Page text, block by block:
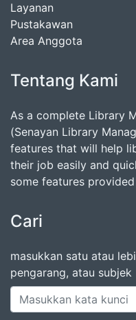
Layanan
Pustakawan
Area Anggota
Tentang Kami
As a complete Library
(Senayan Library
features that will help
their job easily and
some features
Cari
masukkan satu atau
pengarang, atau subjek